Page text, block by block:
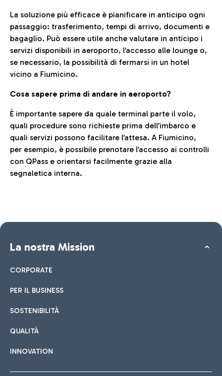
La soluzione più efficace è pianificare in anticipo ogni
passaggio: trasferimento, tempi di arrivo, documenti e
bagaglio. Può essere utile anche valutare in anticipo i
servizi disponibili in aeroporto, l’accesso alle lounge o,
se necessario, la possibilità di fermarsi in un hotel
vicino a Fiumicino.
Cosa sapere prima di andare in aeroporto?
È importante sapere da quale terminal parte il volo,
quali procedure sono richieste prima dell’imbarco e
quali servizi possono facilitare l’attesa. A Fiumicino,
per esempio, è possibile prenotare l’accesso ai controlli
con QPass e orientarsi facilmente grazie alla
segnaletica interna.
La nostra Mission
CORPORATE
PER IL BUSINESS
SOSTENIBILITÀ
QUALITÀ
INNOVATION